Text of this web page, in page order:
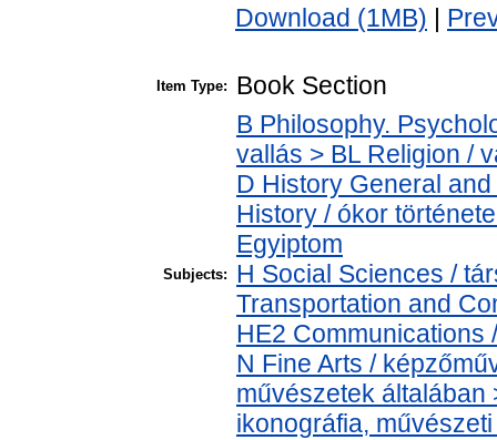
Download (1MB)
Item Type: Book Section
Subjects:
B Philosophy.
vallás > BL Religion /
D History General
History / ókor
Egyiptom
H Social Sciences /
Transportation and
HE2 Communications
N Fine Arts /
művészetek általában
ikonográfia,